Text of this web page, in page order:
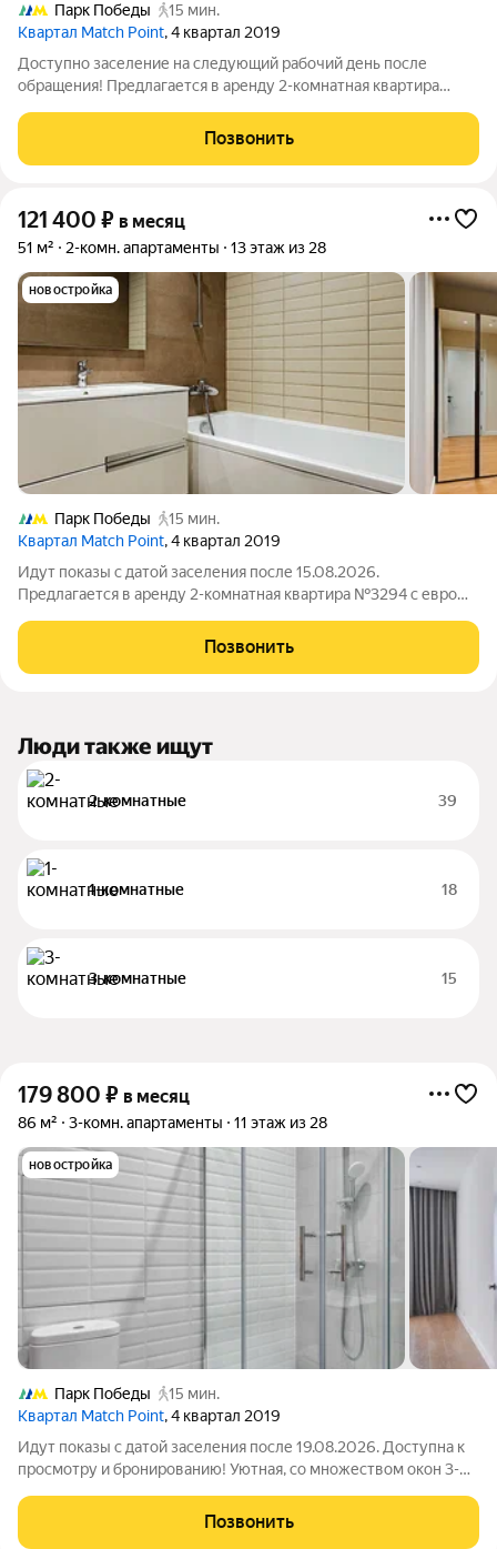
Парк Победы
15 мин.
Квартал Match Point, 4 квартал 2019
Доступно заселение на следующий рабочий день после
обращения! Предлагается в аренду 2-комнатная квартира
высокими потолками площадью 49 м2, расположенная на
тринадцатом этаже нового арендного
Позвонить
121 400 ₽ в месяц
51 м² 2-комн. апартаменты 13 этаж из 28
новостройка
Парк Победы
15 мин.
Квартал Match Point, 4 квартал 2019
Идут показы с датой заселения после 15.08.2026.
Предлагается в аренду 2-комнатная квартира №3294 с евро
потолками площадью 51 м2, расположенная на тринадцатом
этаже нового арендного дома Матч Поинт.
Позвонить
Люди также ищут
2-комнатные 39
1-комнатные 18
3-комнатные 15
179 800 ₽ в месяц
86 м² 3-комн. апартаменты 11 этаж из 28
новостройка
Парк Победы
15 мин.
Квартал Match Point, 4 квартал 2019
Идут показы с датой заселения после 19.08.2026. Доступна к
просмотру и бронированию! Уютная, со множеством окон 3-
комнатой, классическая-планировка (кухня + гостиная +
спальня+ детскаякабинет + два
Позвонить